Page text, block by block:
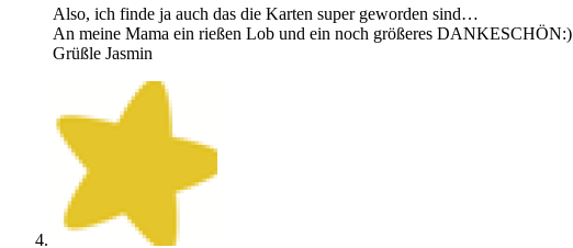
Also, ich finde ja auch das die Karten super geworden sind…
An meine Mama ein rießen Lob und ein noch größeres DANKESCHÖN:)
Grüßle Jasmin